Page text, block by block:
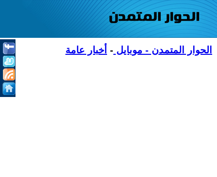
الحوار المتمدن - موبايل - أخبار عامة